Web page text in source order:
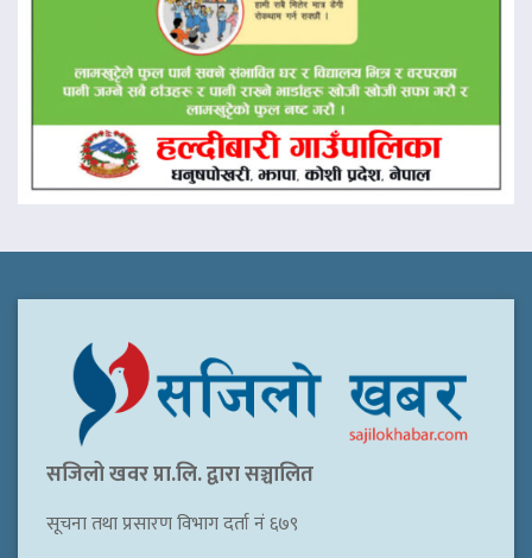
सजिलो खवर प्रा.लि. द्वारा सञ्चालित
सूचना तथा प्रसारण विभाग दर्ता नं ६७९